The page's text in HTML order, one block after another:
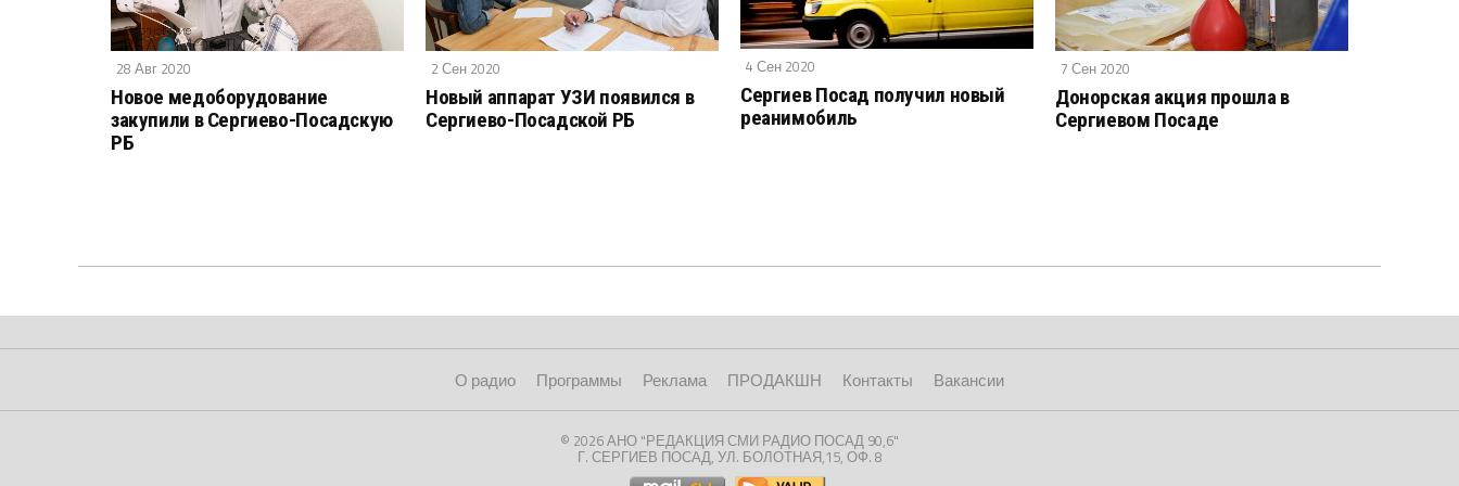
28 Авг 2020
Новое медоборудование
закупили в Сергиево-Посадскую
РБ
2 Сен 2020
Новый аппарат УЗИ появился в
Сергиево-Посадской РБ
4 Сен 2020
Сергиев Посад получил новый
реанимобиль
7 Сен 2020
Донорская акция прошла в
Сергиевом Посаде
О радио Программы Реклама ПРОДАКШН Контакты Вакансии
© 2026 АНО "РЕДАКЦИЯ СМИ РАДИО ПОСАД 90,6"
Г. СЕРГИЕВ ПОСАД, УЛ. БОЛОТНАЯ,15, ОФ. 8